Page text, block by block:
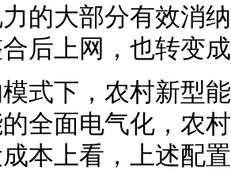
的大部分有效消
后上网，也转变
式下，农村新型
全面电气化，农
本上看，上述配